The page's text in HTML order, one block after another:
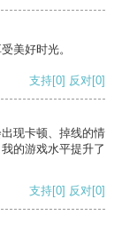
美好时光。
支持[0] 反对[0]
现卡顿、掉线的情
的游戏水平提升了
支持[0] 反对[0]